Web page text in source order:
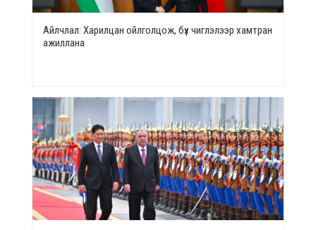
Айлчлал: Харилцан ойлголцож, бүх чиглэлээр хамтран
ажиллана